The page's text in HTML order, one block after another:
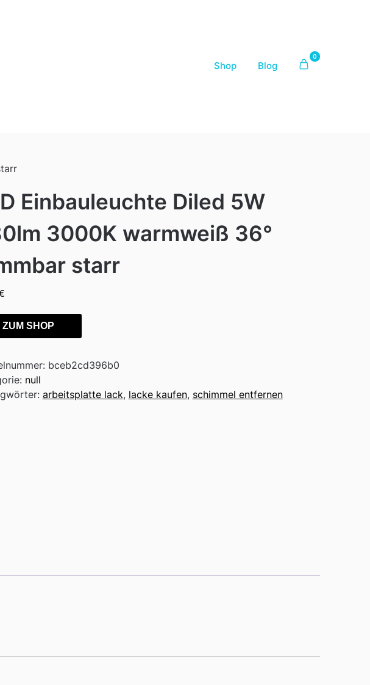
Shop Blog
0
Einbauleuchte Diled 5W
3000K warmweiß 36°
starr
ZUM SHOP
bceb2cd396b0
null
arbeitsplatte lack, lacke kaufen, schimmel entfernen